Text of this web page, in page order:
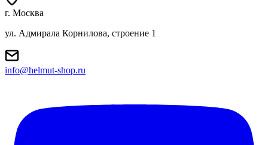
г. Москва
ул. Адмирала Корнилова, строение 1
info@helmut-shop.ru